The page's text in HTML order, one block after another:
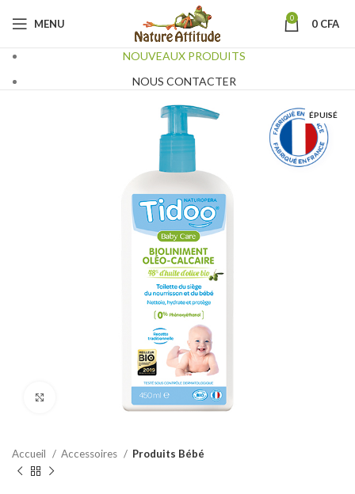
MENU 0 0 CFA
NOUVEAUX PRODUITS
NOUS CONTACTER
ÉPUISÉ
Accueil Accessoires Produits Bébé